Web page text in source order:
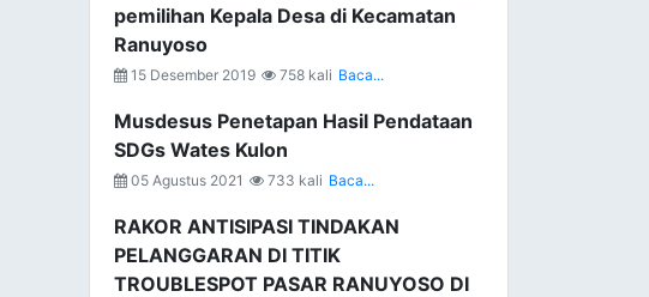
pemilihan Kepala Desa di Kecamatan
Ranuyoso
15 Desember 2019 758 kali Baca...
Musdesus Penetapan Hasil Pendataan
SDGs Wates Kulon
05 Agustus 2021 733 kali Baca...
RAKOR ANTISIPASI TINDAKAN
PELANGGARAN DI TITIK
TROUBLESPOT PASAR RANUYOSO DI